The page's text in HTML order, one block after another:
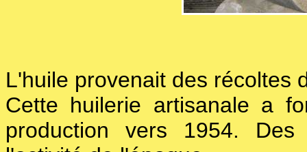
L'huile provenait des récoltes
Cette huilerie artisanale a
production vers 1954.